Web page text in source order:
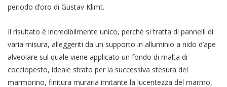
periodo d’oro di Gustav Klimt.
Il risultato è incredibilmente unico, perchè si tratta di pannelli di
varia misura, alleggeriti da un supporto in alluminio a nido d’ape
alveolare sul quale viene applicato un fondo di malta di
cocciopesto, ideale strato per la successiva stesura del
marmorino, finitura muraria imitante la lucentezza del marmo,